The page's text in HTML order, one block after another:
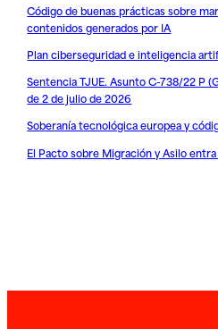
Código de buenas prácticas sobre
contenidos generados por IA
Plan ciberseguridad e inteligencia
Sentencia TJUE. Asunto C-738/22 P
de 2 de julio de 2026
Soberanía tecnológica europea y
El Pacto sobre Migración y Asilo